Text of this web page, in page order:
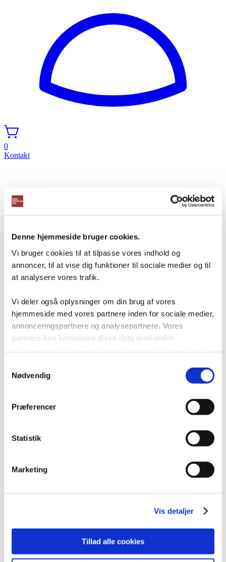
Denne hjemmeside bruger cookies.
Vi bruger cookies til at tilpasse vores indhold og
annoncer, til at vise dig funktioner til sociale medier og til
at analysere vores trafik.
Vi deler også oplysninger om din brug af vores
hjemmeside med vores partnere inden for sociale medier,
annonceringspartnere og analysepartnere. Vores
partnere kan kombinere disse data med andre
Nødvendig
Præferencer
Statistik
Marketing
Vis detaljer
Tillad alle cookies
0
Kontakt
skab, grå 6 rum
Armet Classic Z-skab, grå 6
Beskrivelse